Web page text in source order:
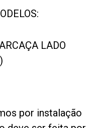
LADO
por instalação